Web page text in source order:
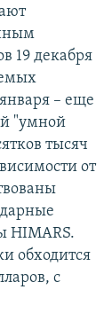
19 декабря
– еще
"умной
тысяч
от
HIMARS.
обходится
с